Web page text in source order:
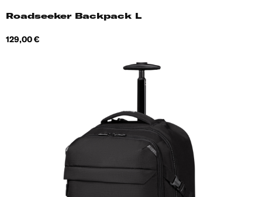
Roadseeker Backpack L
Hind
129,00 €